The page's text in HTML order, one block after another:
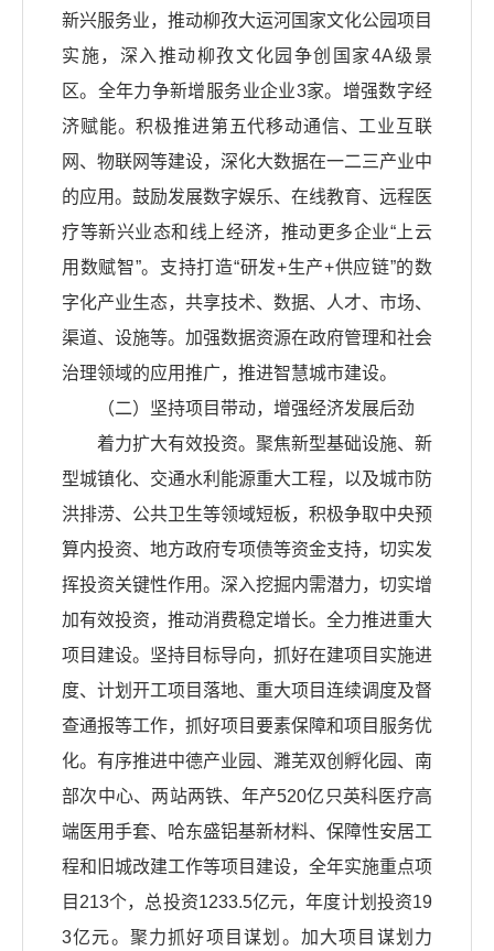
新兴服务业，推动柳孜大运河国家文化公园项目
实施，深入推动柳孜文化园争创国家4A级景
区。全年力争新增服务业企业3家。增强数字经
济赋能。积极推进第五代移动通信、工业互联
网、物联网等建设，深化大数据在一二三产业中
的应用。鼓励发展数字娱乐、在线教育、远程医
疗等新兴业态和线上经济，推动更多企业“上云
用数赋智”。支持打造“研发+生产+供应链”的数
字化产业生态，共享技术、数据、人才、市场、
渠道、设施等。加强数据资源在政府管理和社会
治理领域的应用推广，推进智慧城市建设。
（二）坚持项目带动，增强经济发展后劲
着力扩大有效投资。聚焦新型基础设施、新
型城镇化、交通水利能源重大工程，以及城市防
洪排涝、公共卫生等领域短板，积极争取中央预
算内投资、地方政府专项债等资金支持，切实发
挥投资关键性作用。深入挖掘内需潜力，切实增
加有效投资，推动消费稳定增长。全力推进重大
项目建设。坚持目标导向，抓好在建项目实施进
度、计划开工项目落地、重大项目连续调度及督
查通报等工作，抓好项目要素保障和项目服务优
化。有序推进中德产业园、濉芜双创孵化园、南
部次中心、两站两铁、年产520亿只英科医疗高
端医用手套、哈东盛铝基新材料、保障性安居工
程和旧城改建工作等项目建设，全年实施重点项
目213个，总投资1233.5亿元，年度计划投资19
3亿元。聚力抓好项目谋划。加大项目谋划力